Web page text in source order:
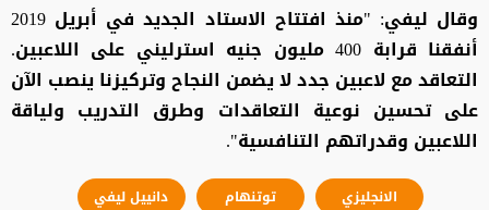
وقال ليفي: "منذ افتتاح الاستاد الجديد في أبريل 2019
أنفقنا قرابة 400 مليون جنيه استرليني على اللاعبين.
التعاقد مع لاعبين جدد لا يضمن النجاح وتركيزنا ينصب الآن
على تحسين نوعية التعاقدات وطرق التدريب ولياقة
اللاعبين وقدراتهم التنافسية".
الانجليزي توتنهام دانييل ليفي